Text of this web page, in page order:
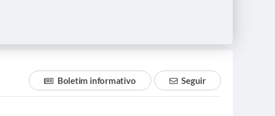
Seguir
Boletim informativo